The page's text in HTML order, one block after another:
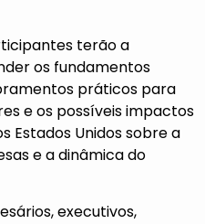
terão a
os fundamentos
práticos para
e os possíveis impactos
Estados Unidos sobre a
e a dinâmica do
executivos,